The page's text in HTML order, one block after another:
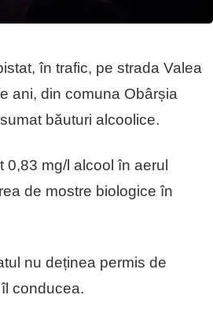
în trafic, pe strada Valea
ani, din comuna Obârșia
băuturi alcoolice.
0,83 mg/l alcool în aerul
de mostre biologice în
nu deținea permis de
conducea.